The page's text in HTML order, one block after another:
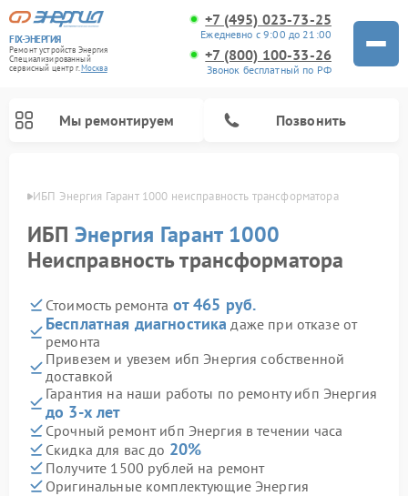
FIX-ЭНЕРГИЯ
Ремонт устройств Энергия
Специализированный
cервисный центр г.Москва
+7 (495) 023-73-25
Ежедневно с 9:00 до 21:00
+7 (800) 100-33-26
Звонок бесплатный по РФ
Мы ремонтируем Позвонить
ИБП Энергия Гарант 1000 неисправность трансформатора
ИБП Энергия Гарант 1000
Неисправность трансформатора
Стоимость ремонта от 465 руб.
Бесплатная диагностика даже при отказе от
ремонта
Привезем и увезем ибп Энергия собственной
доставкой
Гарантия на наши работы по ремонту ибп Энергия
до 3-х лет
Срочный ремонт ибп Энергия в течении часа
Скидка для вас до 20%
Получите 1500 рублей на ремонт
Оригинальные комплектующие Энергия